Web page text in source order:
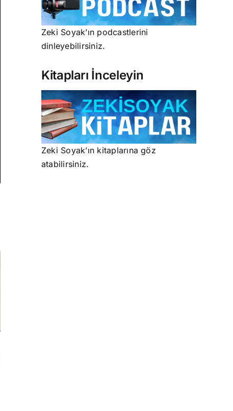
Zeki Soyak’ın podcastlerini
dinleyebilirsiniz.
Kitapları İnceleyin
Zeki Soyak’ın kitaplarına göz
atabilirsiniz.